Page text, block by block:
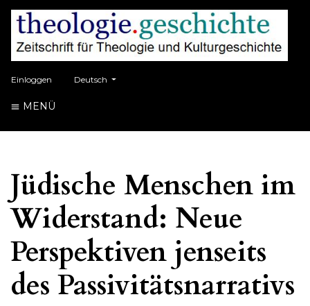
Einloggen ##plugins.themes.healthSciences.language.toggle##
Deutsch
MENÜ
Jüdische Menschen im
Widerstand: Neue
Perspektiven jenseits
des Passivitätsnarrativs